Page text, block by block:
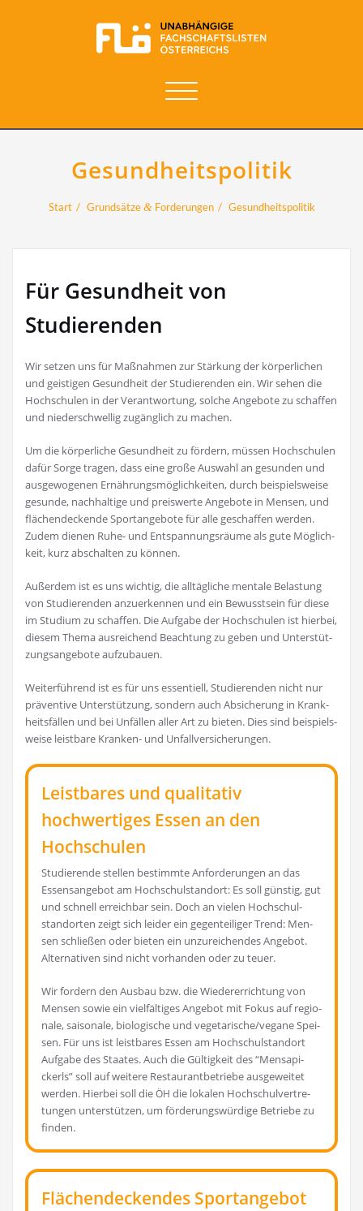
Navigation
Gesundheitspolitik
Start Grundsätze&Forderungen Gesundheitspolitik
Für Gesundheit von
Studierenden
Wir set­zen uns für Maß­nah­men zur Stär­kung der kör­per­li­chen
und geis­ti­gen Gesund­heit der Stu­die­ren­den ein. Wir sehen die
Hoch­schu­len in der Ver­ant­wor­tung, sol­che Ange­bo­te zu schaf­fen
und nie­der­schwel­lig zugäng­lich zu machen.
Um die kör­per­li­che Gesund­heit zu för­dern, müs­sen Hoch­schu­len
dafür Sor­ge tra­gen, dass eine gro­ße Aus­wahl an gesun­den und
aus­ge­wo­ge­nen Ernäh­rungs­mög­lich­kei­ten, durch bei­spiels­wei­se
gesun­de, nach­hal­ti­ge und preis­wer­te Ange­bo­te in Men­sen, und
flä­chen­de­cken­de Sport­an­ge­bo­te für alle geschaf­fen wer­den.
Zudem die­nen Ruhe- und Ent­span­nungs­räu­me als gute Mög­lich­
keit, kurz abschal­ten zu können.
Außer­dem ist es uns wich­tig, die all­täg­li­che men­ta­le Belas­tung
von Stu­die­ren­den anzu­er­ken­nen und ein Bewusst­sein für die­se
im Stu­di­um zu schaf­fen. Die Auf­ga­be der Hoch­schu­len ist hier­bei,
die­sem The­ma aus­rei­chend Beach­tung zu geben und Unter­stüt­
zungs­an­ge­bo­te aufzubauen.
Wei­ter­füh­rend ist es für uns essen­ti­ell, Stu­die­ren­den nicht nur
prä­ven­ti­ve Unter­stüt­zung, son­dern auch Absi­che­rung in Krank­
heits­fäl­len und bei Unfäl­len aller Art zu bie­ten. Dies sind bei­spiels­
wei­se leist­ba­re Kran­ken- und Unfallversicherungen.
Leistbares und qualitativ
hochwertiges Essen an den
Hochschulen
Stu­die­ren­de stel­len bestimm­te Anfor­de­run­gen an das
Essens­an­ge­bot am Hoch­schul­stand­ort: Es soll güns­tig, gut
und schnell erreich­bar sein. Doch an vie­len Hoch­schul­
stand­or­ten zeigt sich lei­der ein gegen­tei­li­ger Trend: Men­
sen schlie­ßen oder bie­ten ein unzu­rei­chen­des Ange­bot.
Alter­na­ti­ven sind nicht vor­han­den oder zu teuer.
Wir for­dern den Aus­bau bzw. die Wie­der­errich­tung von
Men­sen sowie ein viel­fäl­ti­ges Ange­bot mit Fokus auf regio­
na­le, sai­so­na­le, bio­lo­gi­sche und vegetarische/vegane Spei­
sen. Für uns ist leist­ba­res Essen am Hoch­schul­stand­ort
Auf­ga­be des Staa­tes. Auch die Gül­tig­keit des “Men­s­a­pi­
ckerls” soll auf wei­te­re Restau­rant­be­trie­be aus­ge­wei­tet
wer­den. Hier­bei soll dieÖH die loka­len Hoch­schul­ver­tre­
tun­gen unter­stüt­zen, um för­de­rungs­wür­di­ge Betrie­be zu
finden.
Flächendeckendes Sportangebot